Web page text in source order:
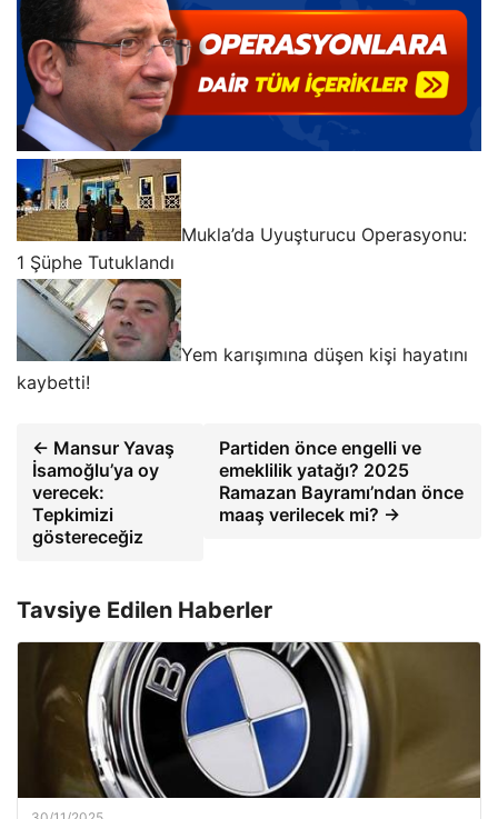
Mukla’da Uyuşturucu Operasyonu:
1 Şüphe Tutuklandı
Yem karışımına düşen kişi hayatını
kaybetti!
← Mansur Yavaş
İsamoğlu’ya oy
verecek:
Tepkimizi
göstereceğiz
Partiden önce engelli ve
emeklilik yatağı? 2025
Ramazan Bayramı’ndan önce
maaş verilecek mi? →
Tavsiye Edilen Haberler